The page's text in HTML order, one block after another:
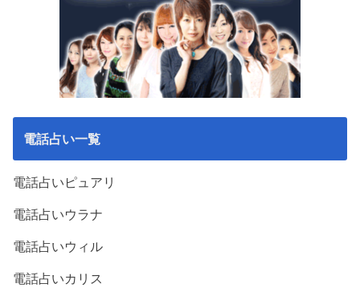
電話占い一覧
電話占いピュアリ
電話占いウラナ
電話占いウィル
電話占いカリス